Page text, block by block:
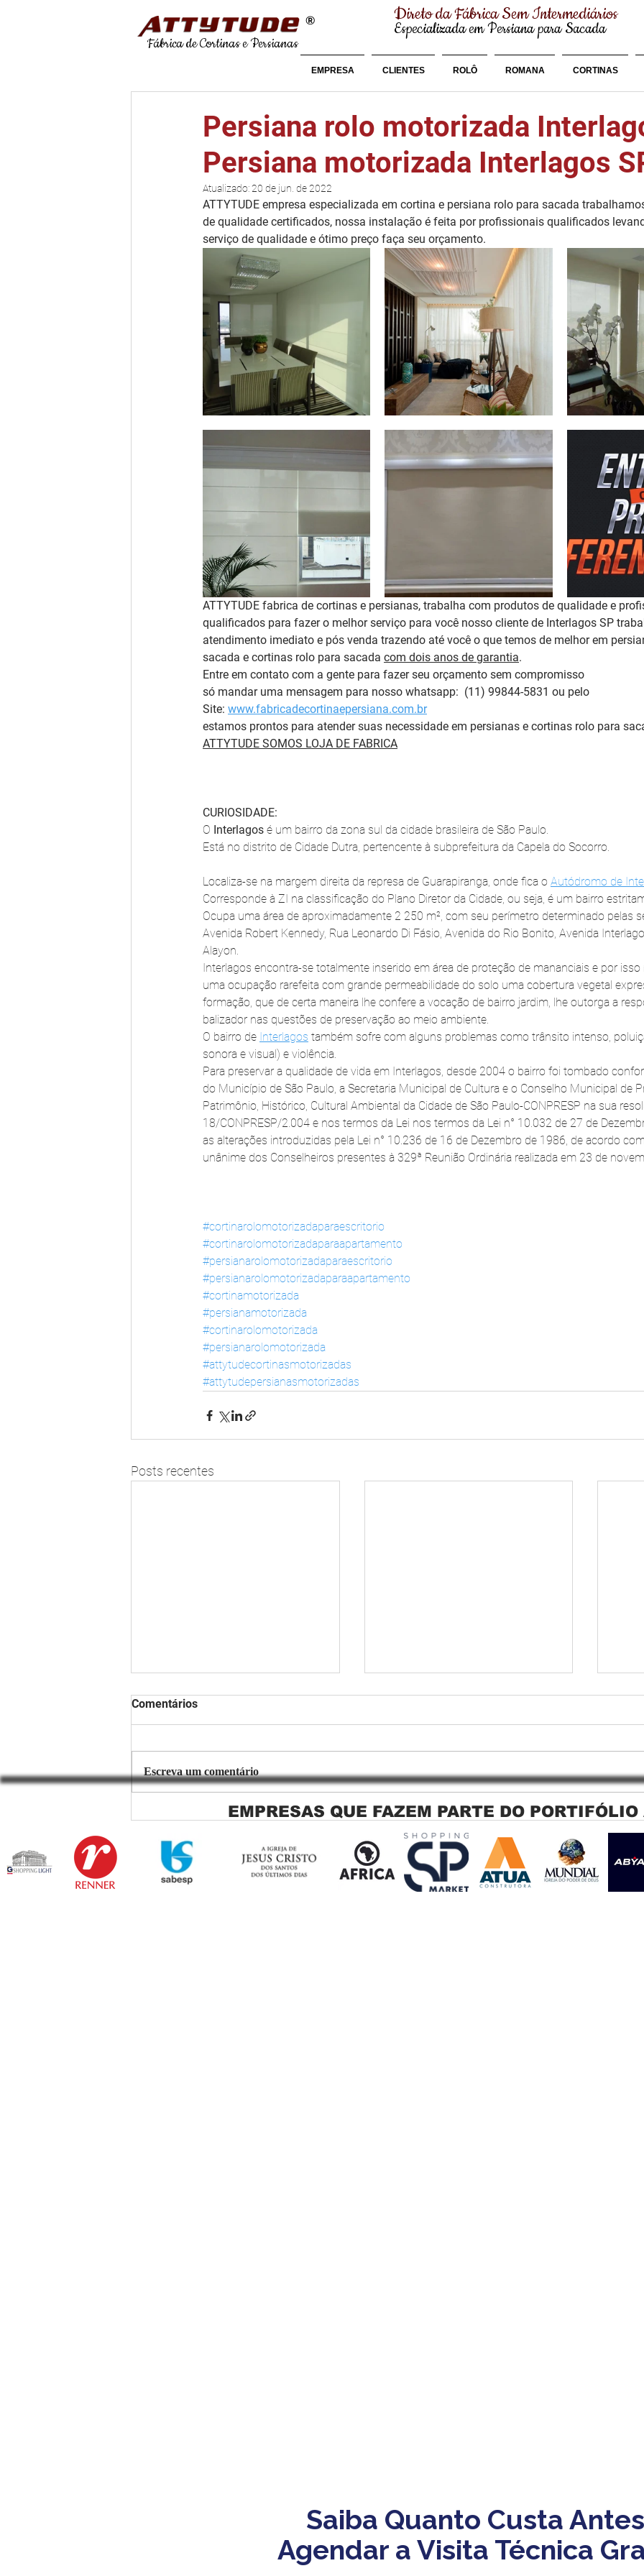
Fábrica de Cortinas e Persianas
® Direto da Fábrica Sem Intermediários
Especializada em Persiana para Sacada
EMPRESA CLIENTES ROLÔ ROMANA CORTINAS
Persiana rolo motorizada
Persiana motorizada Interlagos
Atualizado:20 de jun. de 2022
ATTYTUDE empresa especializada em cortina e persiana rolo para sacada
de qualidade certificados, nossa instalação é feita por profissionais qualificados
serviço de qualidade e ótimo preço faça seu orçamento.
ATTYTUDE fabrica de cortinas e persianas, trabalha com produtos de qualidade e
qualificados para fazer o melhor serviço para você nosso cliente de Interlagos SP
atendimento imediato e pós venda trazendo até você o que temos de melhor em
sacada e cortinas rolo para sacada com dois anos de garantia.
Entre em contato com a gente para fazer seu orçamento sem compromisso
só mandar uma mensagem para nosso whatsapp:  (11) 99844-5831 ou pelo
Site: www.fabricadecortinaepersiana.com.br
estamos prontos para atender suas necessidade em persianas e cortinas rolo para
ATTYTUDE SOMOS LOJA DE FABRICA
CURIOSIDADE:
O Interlagos é um bairro da zona sul da cidade brasileira de São Paulo.
Está no distrito de Cidade Dutra, pertencente à subprefeitura da Capela do Socorro.
Localiza-se na margem direita da represa de Guarapiranga, onde fica o Autódromo de
Corresponde à ZI na classificação do Plano Diretor da Cidade, ou seja, é um bairro
Ocupa uma área de aproximadamente 2 250 m², com seu perímetro determinado pelas
Avenida Robert Kennedy, Rua Leonardo Di Fásio, Avenida do Rio Bonito, Avenida
Alayon.
Interlagos encontra-se totalmente inserido em área de proteção de mananciais e por
uma ocupação rarefeita com grande permeabilidade do solo uma cobertura vegetal
formação, que de certa maneira lhe confere a vocação de bairro jardim, lhe outorga a
balizador nas questões de preservação ao meio ambiente.
O bairro de Interlagos também sofre com alguns problemas como trânsito intenso,
sonora e visual) e violência.
Para preservar a qualidade de vida em Interlagos, desde 2004 o bairro foi tombado
do Município de São Paulo, a Secretaria Municipal de Cultura e o Conselho Municipal de
Patrimônio, Histórico, Cultural Ambiental da Cidade de São Paulo-CONPRESP na sua
18/CONPRESP/2.004 e nos termos da Lei nos termos da Lei n° 10.032 de 27 de
as alterações introduzidas pela Lei n° 10.236 de 16 de Dezembro de 1986, de acordo
unânime dos Conselheiros presentes à 329ª Reunião Ordinária realizada em 23 de
#cortinarolomotorizadaparaescritorio
#cortinarolomotorizadaparaapartamento
#persianarolomotorizadaparaescritorio
#persianarolomotorizadaparaapartamento
#cortinamotorizada
#persianamotorizada
#cortinarolomotorizada
#persianarolomotorizada
#attytudecortinasmotorizadas
#attytudepersianasmotorizadas
Posts recentes
Copiar de Persiana Rolo Tela
Sacada Perfeita no Link
Sapopemba!
Persiana Rolo Tela Solar: O
Segredo para uma Sacada
Perfeita no Link Sapopemba!
Comentários
Escreva um comentário
EMPRESAS QUE FAZEM PARTE DO
Saiba Quanto Custa
Agendar a Visita Técnica